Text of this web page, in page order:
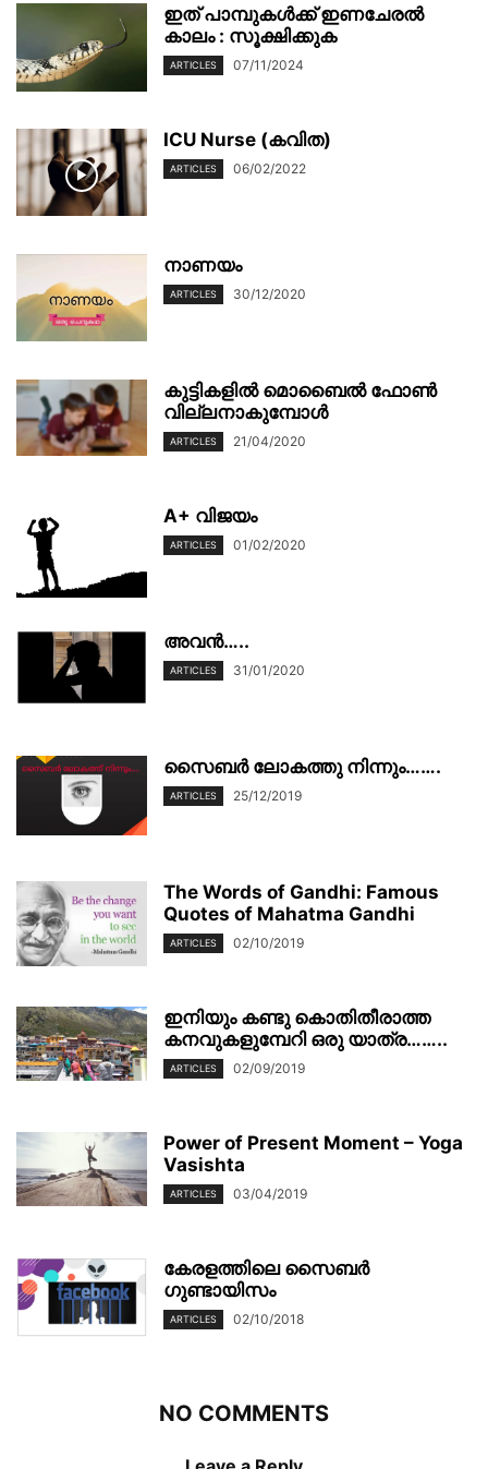
ഇത് പാമ്പുകൾക്ക് ഇണചേരൽ
കാലം : സൂക്ഷിക്കുക
ARTICLES 07/11/2024
ICU Nurse (കവിത)
ARTICLES 06/02/2022
നാണയം
ARTICLES 30/12/2020
കുട്ടികളിൽ മൊബൈൽ ഫോൺ
വില്ലനാകുമ്പോൾ
ARTICLES 21/04/2020
A+ വിജയം
ARTICLES 01/02/2020
അവൻ…..
ARTICLES 31/01/2020
സൈബർ ലോകത്തു നിന്നും…….
ARTICLES 25/12/2019
The Words of Gandhi: Famous
Quotes of Mahatma Gandhi
ARTICLES 02/10/2019
ഇനിയും കണ്ടു കൊതിതീരാത്ത
കനവുകളുമ്പേറി ഒരു യാത്ര……..
ARTICLES 02/09/2019
Power of Present Moment – Yoga
Vasishta
ARTICLES 03/04/2019
കേരളത്തിലെ സൈബർ
ഗുണ്ടായിസം
ARTICLES 02/10/2018
NO COMMENTS